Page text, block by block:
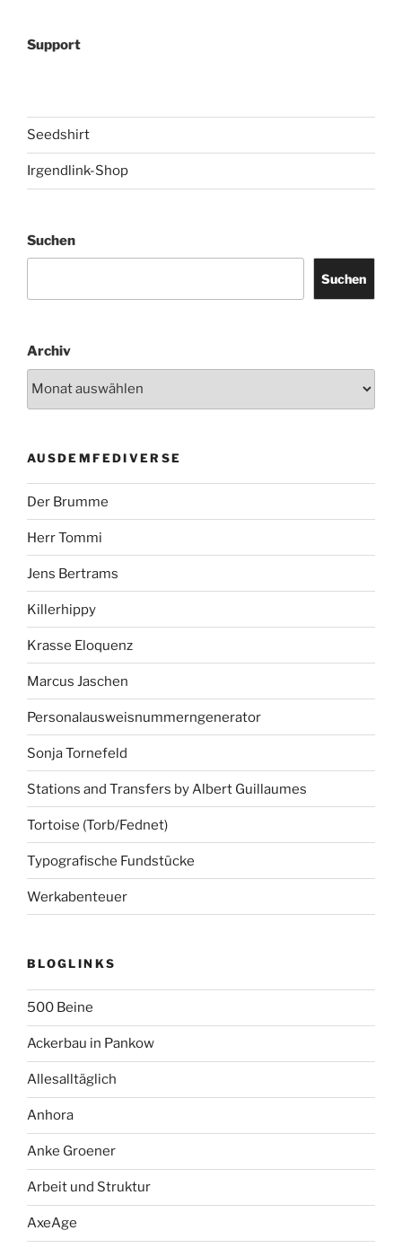
Support
Seedshirt
Irgendlink-Shop
Suchen
Suchen
Archiv
AUSDEMFEDIVERSE
Der Brumme
Herr Tommi
Jens Bertrams
Killerhippy
Krasse Eloquenz
Marcus Jaschen
Personalausweisnummerngenerator
Sonja Tornefeld
Stations and Transfers by Albert Guillaumes
Tortoise (Torb/Fednet)
Typografische Fundstücke
Werkabenteuer
BLOGLINKS
500 Beine
Ackerbau in Pankow
Allesalltäglich
Anhora
Anke Groener
Arbeit und Struktur
AxeAge